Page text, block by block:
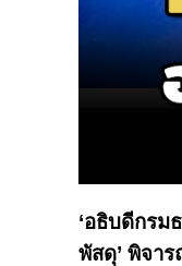
‘อธิบดีกรม
พัสดุ’ พิจา